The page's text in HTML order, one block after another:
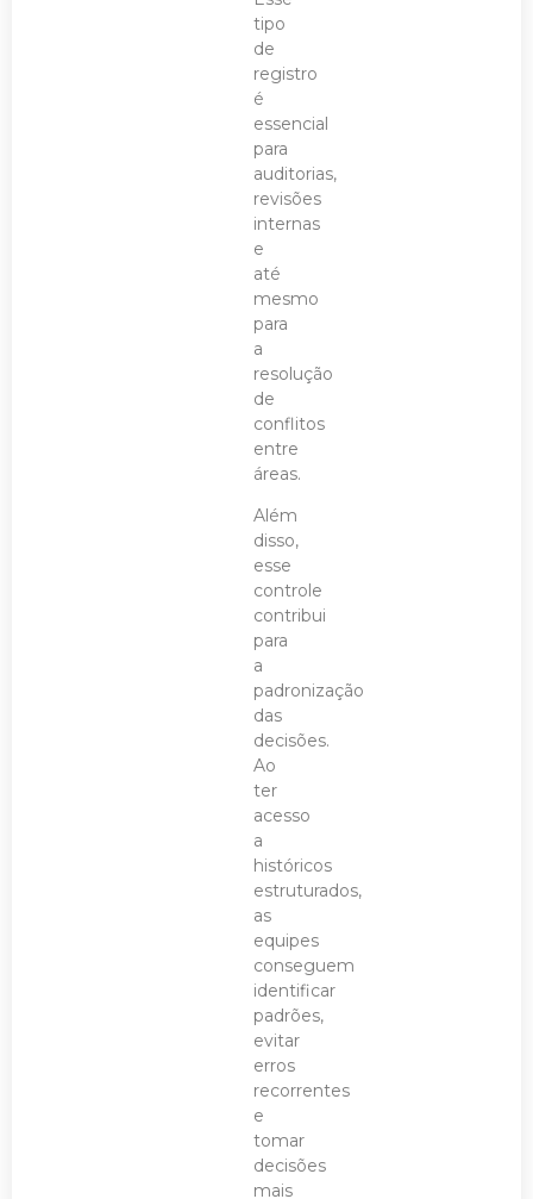
tipo
de
registro
é
essencial
para
auditorias,
revisões
internas
e
até
mesmo
para
a
resolução
de
conflitos
entre
áreas.
Além
disso,
esse
controle
contribui
para
a
padronização
das
decisões.
Ao
ter
acesso
a
históricos
estruturados,
as
equipes
conseguem
identificar
padrões,
evitar
erros
recorrentes
e
tomar
decisões
mais